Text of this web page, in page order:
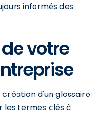
informés des
votre
d'un glossaire
les termes clés à